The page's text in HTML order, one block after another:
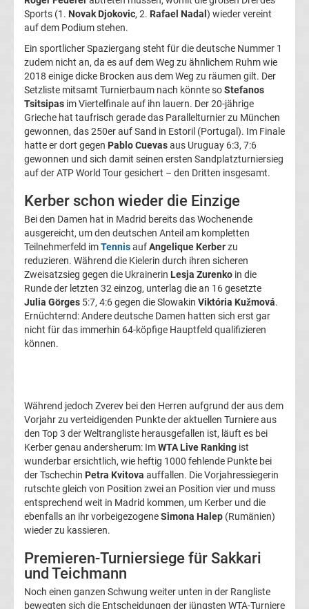
3.
Liga
Tabelle
DFB-
Pokal
Champions
League
Tabelle
Champions
Europa
League
Tabelle
Europa
League
Ergebnisse
Sports (1. Novak Djokovic, 2. Rafael Nadal) wieder vereint
auf dem Podium stehen.
Ein sportlicher Spaziergang steht für die deutsche Nummer 1
zudem nicht an, da es auf dem Weg zu ähnlichem Ruhm wie
2018 einige dicke Brocken aus dem Weg zu räumen gilt. Der
Setzliste mitsamt Turnierbaum nach könnte soStefanos
Tsitsipas im Viertelfinale auf ihn lauern. Der 20-jährige
Grieche hat taufrisch gerade das Parallelturnier zu München
gewonnen, das 250er auf Sand in Estoril (Portugal). Im Finale
hatte er dort gegen Pablo Cuevasaus Uruguay 6:3, 7:6
gewonnen und sich damit seinen ersten Sandplatzturniersieg
auf der ATP World Tour gesichert – den Dritten insgesamt.
Kerber schon wieder die Einzige
Bei den Damen hat in Madrid bereits das Wochenende
ausgereicht, um den deutschen Anteil am kompletten
Teilnehmerfeld imTennisaufAngelique Kerberzu
reduzieren. Während die Kielerin durch ihren sicheren
Zweisatzsieg gegen die Ukrainerin Lesja Zurenko in die
Runde der letzten 32 einzog, unterlag die an 16 gesetzte
Julia Görges 5:7, 4:6 gegen die Slowakin Viktória Kužmová.
Ernüchternd: Andere deutsche Damen hatten sich erst gar
nicht für das immerhin 64-köpfige Hauptfeld qualifizieren
können.
Während jedoch Zverev bei den Herren aufgrund der aus dem
Vorjahr zu verteidigenden Punkte der aktuellen Turniere aus
den Top 3 der Weltrangliste herausgefallen ist, läuft es bei
Kerber genau andersherum: ImWTA Live Ranking ist
wunderbar ersichtlich, wie heftig 1000 fehlende Punkte bei
der Tschechin Petra Kvitova auffallen. Die Vorjahressiegerin
rutschte gleich von Position zwei an Position vier und muss
entsprechend weit in Madrid kommen, um Kerber und die
ebenfalls an ihr vorbeigezogeneSimona Halep (Rumänien)
wieder zu kassieren.
Premieren-Turniersiege für Sakkari
und Teichmann
Noch einen ganzen Schwung weiter unten in der Rangliste
bewegten sich die Entscheidungen der jüngsten WTA-Turniere